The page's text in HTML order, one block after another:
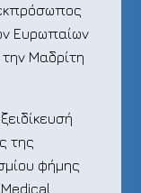
Ευρωπαίων
Μαδρίτη
της
φήμης